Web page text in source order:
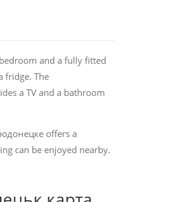
and a fully fitted
fridge. The
a TV and a bathroom
offers a
can be enjoyed nearby.